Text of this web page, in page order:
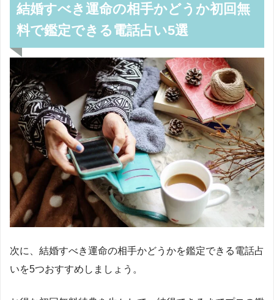
結婚すべき運命の相手かどうか初回無
料で鑑定できる電話占い5選
次に、結婚すべき運命の相手かどうかを鑑定できる電話占
いを5つおすすめしましょう。